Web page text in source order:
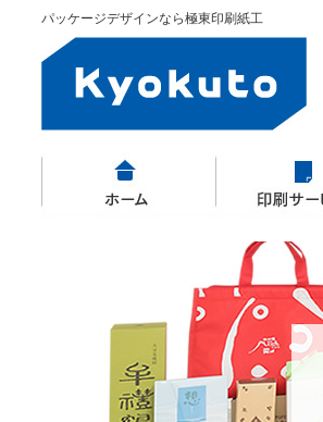
パッケージデザインなら極東印刷紙工